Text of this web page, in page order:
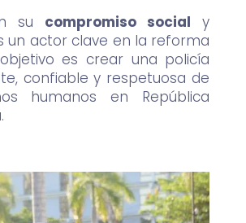
su compromiso social y
un actor clave en la reforma
es crear una policía
confiable y respetuosa de
humanos en República